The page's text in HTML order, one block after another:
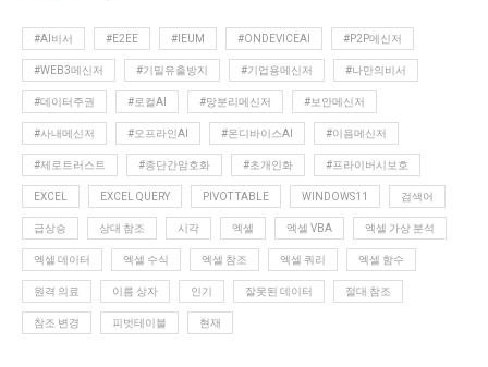
#AI비서 #E2EE #IEUM #ONDEVICEAI #P2P메신저
#WEB3메신저 #기밀유출방지 #기업용메신저 #나만의비서
#데이터주권 #로컬AI #망분리메신저 #보안메신저
#사내메신저 #오프라인AI #온디바이스AI #이음메신저
#제로트러스트 #종단간암호화 #초개인화 #프라이버시보호
EXCEL EXCEL QUERY PIVOT TABLE WINDOWS11 검색어
급상승 상대 참조 시각 엑셀 엑셀 VBA 엑셀 가상 분석
엑셀 데이터 엑셀 수식 엑셀 참조 엑셀 쿼리 엑셀 함수
원격 의료 이름 상자 인기 잘못된 데이터 절대 참조
참조 변경 피벗테이블 현재